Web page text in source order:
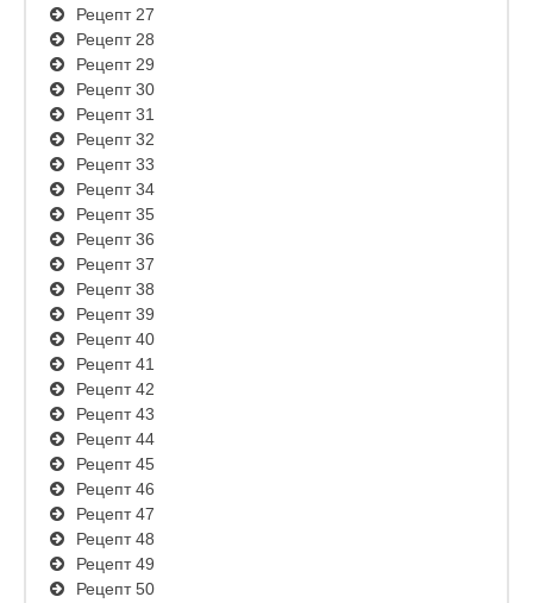
Рецепт 27
Рецепт 28
Рецепт 29
Рецепт 30
Рецепт 31
Рецепт 32
Рецепт 33
Рецепт 34
Рецепт 35
Рецепт 36
Рецепт 37
Рецепт 38
Рецепт 39
Рецепт 40
Рецепт 41
Рецепт 42
Рецепт 43
Рецепт 44
Рецепт 45
Рецепт 46
Рецепт 47
Рецепт 48
Рецепт 49
Рецепт 50